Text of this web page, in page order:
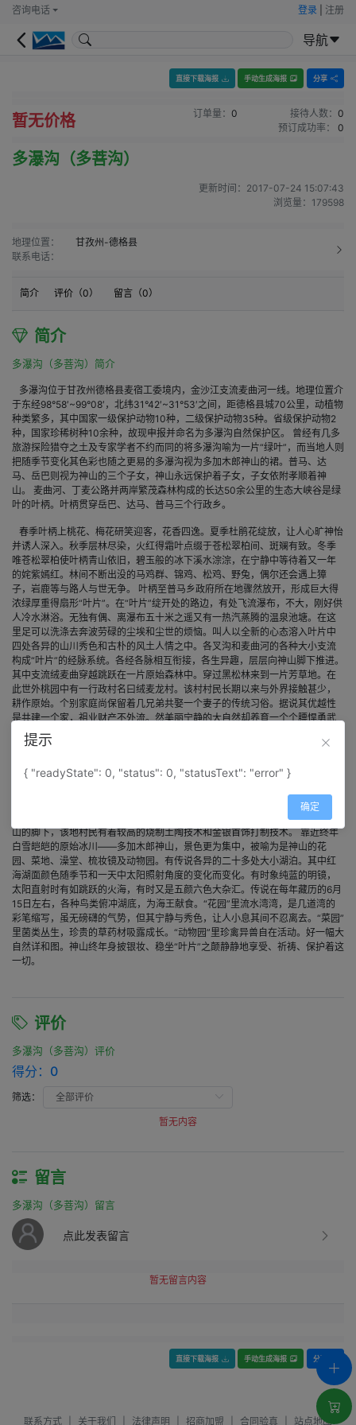
咨询电话 登录 注册
导航
直接下载海报 手动生成海报 分享
暂无价格 订单量： 0 接待人数： 0
预订成功率：
0
多瀑沟（多菩沟）
更新时间： 2017-07-24 15:07:43
浏览量： 179598
地理位置：
甘孜州-德格县
联系电话：
简介 评价（0） 留言（0）
简介
多瀑沟（多菩沟）简介
多瀑沟位于甘孜州德格县麦宿工委境内，金沙江支流麦曲河一线。地理位置介
于东经98°58′~99°08′，北纬31°42′~31°53′之间，距德格县城70公里，动植物
种类繁多，其中国家一级保护动物10种，二级保护动物35种。省级保护动物2
种，国家珍稀树种10余种，故现申报并命名为多瀑沟自然保护区。 曾经有几多
旅游探险猎夺之土及专家学者不约而同的将多瀑沟喻为一片“绿叶”，而当地人则
把随季节变化其色彩也随之更易的多瀑沟视为多加木郎神山的裙。普马、达
马、岳巴则视为神山的三个子女，神山永远保护着子女，子女依附孝­顺着神
山。 麦曲河、丁麦公路并两岸繁茂森林构成的长达50余公里的生态大峡谷是绿
叶的叶柄。叶柄贯穿岳巴、达马、普马三个行政乡。
春季叶柄上桃花、梅花研笑迎客，花香四逸。夏季杜鹃花绽放，让人心旷神怡
并诱人深入。秋季层林尽染，火红得霜叶点缀于苍松翠柏间、斑斓有致。冬季
唯苍松翠柏使叶柄青山依旧，碧玉般的冰下溪水淙淙，在宁静中等待着又一年
的姹紫嫣红。林间不断出没的马鸡群、锦鸡、松鸡、野兔，偶尔还会遇上獐
子，岩鹿等与路人与世无争。 叶柄至普马乡政府所在地骤然放开，形成巨大得
浓绿厚重得扇形“叶片”。在“叶片”绽开处的路边，有处飞流瀑布，不大，刚好供
人冷水淋浴。无独有偶、离瀑布五十米之遥又有一热汽蒸腾的温泉池塘。在这
里足可以洗涤去奔波劳碌的尘埃和尘世的烦恼。叫人以全新的心态溶入叶片中
四处各异的山川秀色和古朴的风土人情之中。各叉沟和麦曲河的各种大小支流
构成“叶片”的经脉系统。各经各脉相互衔接，各生异趣，层层向神山脚下推进。
其中支流绒麦曲穿越跳跃在一片原始森林中。穿过黑松林来到一片芳草地。在
此世外桃园中有一行政村名曰绒麦龙村。该村村民长期以来与外界接触甚少，
耕作原始。个别家庭尚保留着几兄弟共娶一个妻子的传统习俗。据说其优越性
是共建一个家，祖业财产不外流。然美丽宁静的大自然却养育一个个膘悍勇武
的男子汉和美丽多情的藏家姑娘。 达马乡属“叶片”的中心地带，是一片开阔
地，主要耕作了小麦、青稞、碗豆等粮食作物。该地是青稞酒和锅庄的故乡。
明畅，具有鲜明的地方色彩。男人服饰多表现出猎人的膘悍英武。驰名中外的
加木郎神山下派的管理教化者。寺庙中生产制作出的种类繁多的藏药具有独特
的疗效，深受国内外许多患者的青睐。普马是多加木郎神山的长子，依附在神
山的脚下，该地村民有着较高的烧制土陶技术和金银首饰打制技术。 靠近终年
白雪皑皑的原始冰川——多加木郎神山，景色更为集中，被喻为是神山的花
园、菜地、澡堂、梳妆镜及动物园。有传说各异的二十多处大小湖泊。其中红
海湖面颜色随季节和一天中太阳照射角度的变化而变化。有时象纯蓝的明镜，
太阳直射时有如跳跃的火海，有时又是五颜六色大杂汇。传说在每年藏历的6月
15日左右，各种鸟类俯冲湖底，为海王献食。“花园”里流水湾湾，是几道湾的
彩笔缩写，虽无磅礴的气势，但其宁静与秀色，让人小息其间不忍离去。“菜园”
里菌类丛生，珍贵的草药材吸露成长。“动物园”里珍禽异兽自在活动。好一幅大
自然详和图。神山终年身披银妆、稳坐“叶片”之颠静静地享受、祈祷、保护着这
一切。
评价
多瀑沟（多菩沟）评价
得分： 0
筛选：
暂无内容
留言
多瀑沟（多菩沟）留言
点此发表留言
暂无留言内容
直接下载海报 手动生成海报 分享
联系方式 关于我们 法律声明 招商加盟 合同验真 站点地图
提示
{ "readyState": 0, "status": 0, "statusText": "error" }
确定